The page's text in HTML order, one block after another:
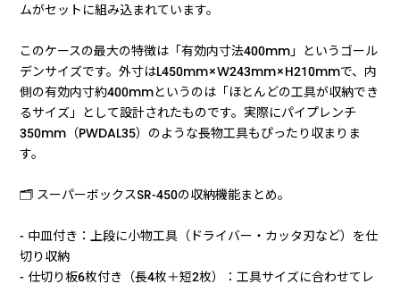
ムがセットに組み込まれています。
このケースの最大の特徴は「有効内寸法400mm」というゴール
デンサイズです。外寸はL450mm×W243mm×H210mmで、内
側の有効内寸約400mmというのは「ほとんどの工具が収納でき
るサイズ」として設計されたものです。実際にパイプレンチ
350mm（PWDAL35）のような長物工具もぴったり収まりま
す。
🗂️ スーパーボックスSR-450の収納機能まとめ。
- 中皿付き：上段に小物工具（ドライバー・カッタ刃など）を仕
切り収納
- 仕切り板6枚付き（長4枚＋短2枚）：工具サイズに合わせてレ